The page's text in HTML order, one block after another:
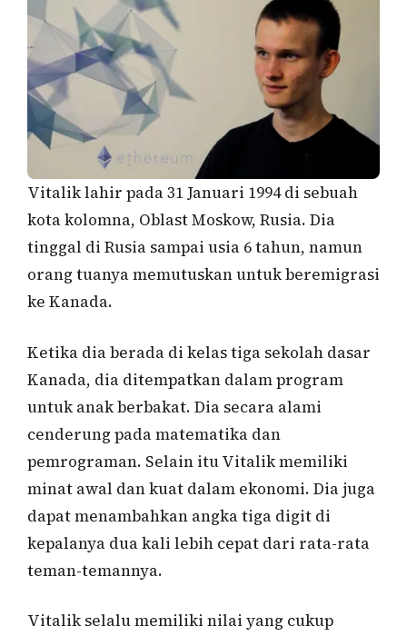
Vitalik lahir pada 31 Januari 1994 di sebuah
kota kolomna, Oblast Moskow, Rusia. Dia
tinggal di Rusia sampai usia 6 tahun, namun
orang tuanya memutuskan untuk beremigrasi
ke Kanada.
Ketika dia berada di kelas tiga sekolah dasar
Kanada, dia ditempatkan dalam program
untuk anak berbakat. Dia secara alami
cenderung pada matematika dan
pemrograman. Selain itu Vitalik memiliki
minat awal dan kuat dalam ekonomi. Dia juga
dapat menambahkan angka tiga digit di
kepalanya dua kali lebih cepat dari rata-rata
teman-temannya.
Vitalik selalu memiliki nilai yang cukup